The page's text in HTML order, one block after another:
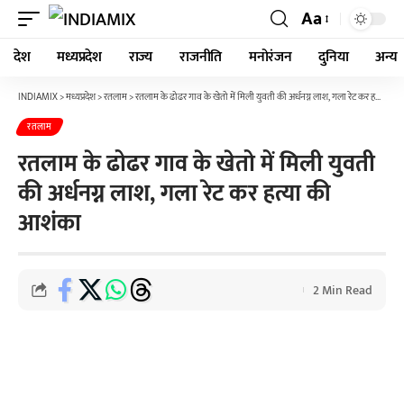
Aa
देश मध्यप्रदेश राज्य राजनीति मनोरंजन दुनिया अन्य
INDIAMIX>मध्यप्रदेश>रतलाम>रतलाम के ढोढर गाव के खेतो में मिली युवती की अर्धनग्न लाश, गला रेट कर हत्या की आशंका
रतलाम
रतलाम के ढोढर गाव के खेतो में मिली युवती
की अर्धनग्न लाश, गला रेट कर हत्या की
आशंका
2 Min Read